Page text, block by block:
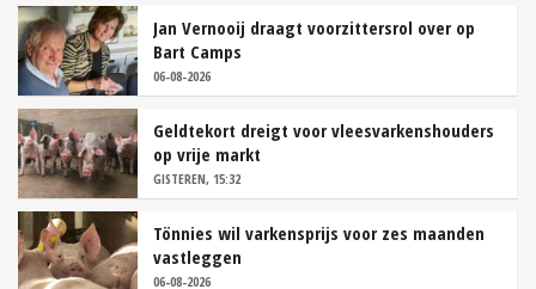
Jan Vernooij draagt voorzittersrol over op
Bart Camps
06-08-2026
Geldtekort dreigt voor vleesvarkenshouders
op vrije markt
GISTEREN, 15:32
Tönnies wil varkensprijs voor zes maanden
vastleggen
06-08-2026